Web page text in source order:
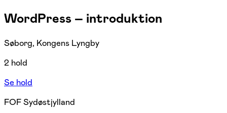
WordPress – introduktion
Søborg, Kongens Lyngby
2 hold
Se hold
FOF Sydøstjylland